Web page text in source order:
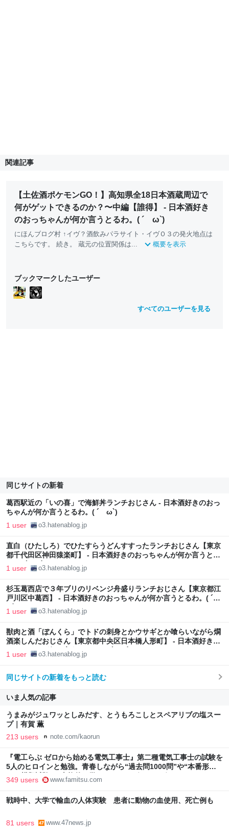
関連記事
【土佐酒ポケモンGO！】高知県全18日本酒蔵周辺で
何がゲットできるのか？〜中編【誰得】 - 日本酒好き
のおっちゃんが何か言うとるわ。( ´ ω`)
にほんブログ村 ↑イヴ？酒飲みパラサイト・イヴＯ３の発火地点は
こちらです。 続き。 蔵元の位置関係は...
概要を表示
ブックマークしたユーザー
すべてのユーザーを見る
同じサイトの新着
葛西駅近の「いの喜」で海鮮丼ランチおじさん - 日本酒好きのおっ
ちゃんが何か言うとるわ。( ´ ω`)
1 user o3.hatenablog.jp
直白（ひたしろ）でひたすらうどんすすったランチおじさん【東京
都千代田区神田猿楽町】 - 日本酒好きのおっちゃんが何か言うとる
わ。( ´ ω`)
1 user o3.hatenablog.jp
杉玉葛西店で３年ブリのリベンジ舟盛りランチおじさん【東京都江
戸川区中葛西】 - 日本酒好きのおっちゃんが何か言うとるわ。( ´
ω`)
1 user o3.hatenablog.jp
獣肉と酒「ぼんくら」でトドの刺身とかウサギとか喰らいながら燗
酒楽しんだおじさん【東京都中央区日本橋人形町】 - 日本酒好きの
おっちゃんが何か言うとるわ。( ´ ω`)
1 user o3.hatenablog.jp
同じサイトの新着をもっと読む
いま人気の記事
うまみがジュワッとしみだす、とうもろこしとスペアリブの塩スー
プ｜有賀 薫
213 users note.com/kaorun
『電工らぶ ゼロから始める電気工事士』第二種電気工事士の試験を
5人のヒロインと勉強。青春しながら“過去問1000問”や“本番形式
CBT模擬試験”で本格的に学べるノベルゲーム | ゲーム・エンタメ
最新情報のファミ通.com
349 users www.famitsu.com
戦時中、大学で輸血の人体実験 患者に動物の血使用、死亡例も
81 users www.47news.jp